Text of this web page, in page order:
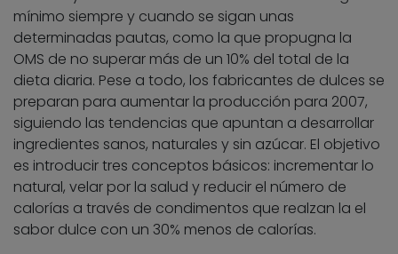
mínimo siempre y cuando se sigan unas
determinadas pautas, como la que propugna la
OMS de no superar más de un 10% del total de la
dieta diaria. Pese a todo, los fabricantes de dulces se
preparan para aumentar la producción para 2007,
siguiendo las tendencias que apuntan a desarrollar
ingredientes sanos, naturales y sin azúcar. El objetivo
es introducir tres conceptos básicos: incrementar lo
natural, velar por la salud y reducir el número de
calorías a través de condimentos que realzan la el
sabor dulce con un 30% menos de calorías.